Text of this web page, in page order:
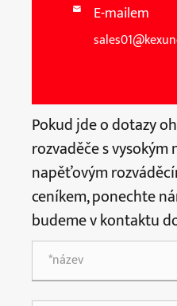
 E-mailem
Pokud jde o dotazy
rozvaděče s
napěťovým
ceníkem, ponechte
budeme v kontaktu